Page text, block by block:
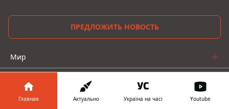
ПРЕДЛОЖИТЬ НОВОСТЬ
Мир
Киев
Главная Актуально Україна на часі Youtube